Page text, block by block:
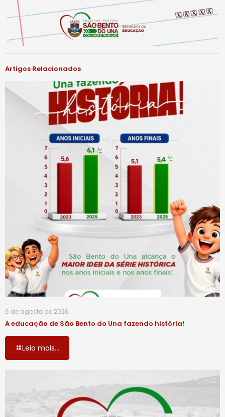
Artigos Relacionados
6 de agosto de 2026
A educação de São Bento do Una fazendo história!
Leia mais...